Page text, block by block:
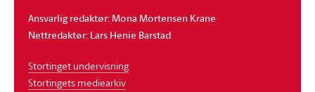
Ansvarlig redaktør: Mona Mortensen Krane
Nettredaktør: Lars Henie Barstad
Stortinget undervisning
Stortingets mediearkiv